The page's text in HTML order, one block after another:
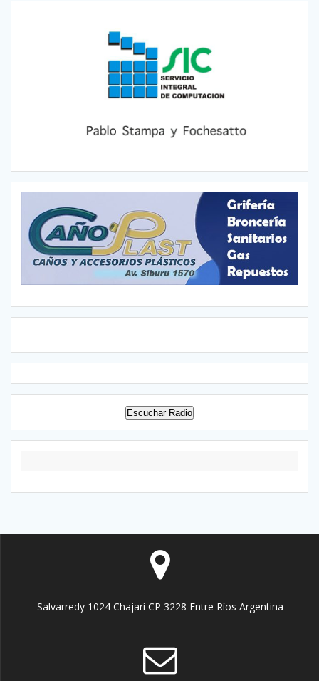
Escuchar Radio
Salvarredy 1024 Chajarí CP 3228 Entre Ríos Argentina